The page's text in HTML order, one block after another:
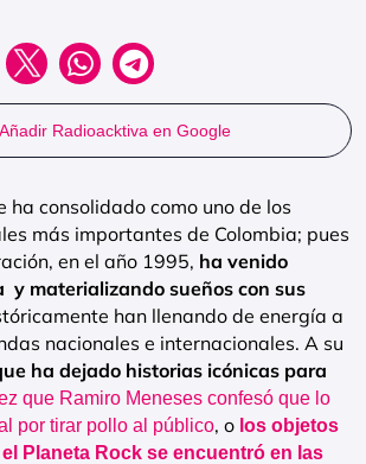
Añadir Radioacktiva en Google
ha consolidado como uno de los
más importantes de Colombia; pues
en el año 1995, ha venido
y materializando sueños con sus
han llenando de energía a
nacionales e internacionales. A su
ha dejado historias icónicas para
que Ramiro Meneses confesó que lo
por tirar pollo al público, o los objetos
Planeta Rock se encuentró en las